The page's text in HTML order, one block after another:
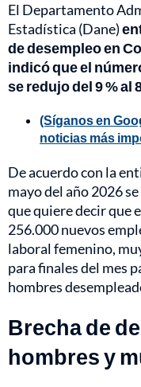
El Departamento
Estadística (Dane)
de desempleo en
indicó que el
se redujo del 9 % al
(Síganos en
noticias más
De acuerdo con la
mayo del año 2026
que quiere decir que
256.000 nuevos
laboral femenino,
para finales del mes
hombres
Brecha de
hombres y